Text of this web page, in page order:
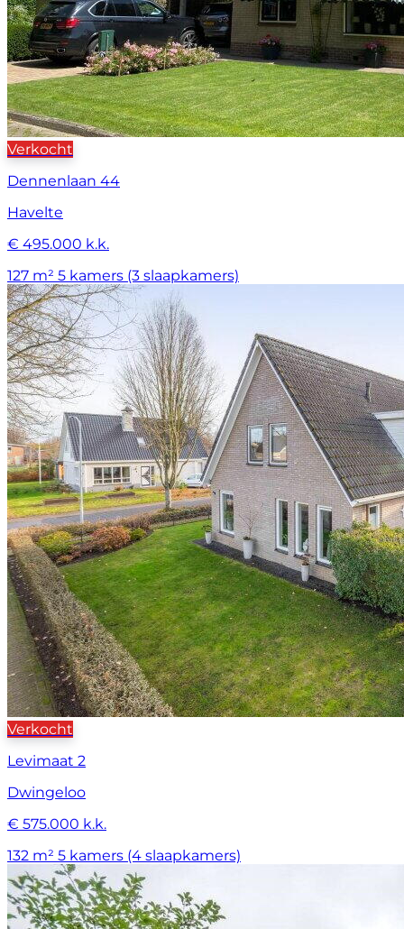
Verkocht
Dennenlaan 44
Havelte
€ 495.000 k.k.
127 m² 5 kamers (3 slaapkamers)
Verkocht
Levimaat 2
Dwingeloo
€ 575.000 k.k.
132 m² 5 kamers (4 slaapkamers)